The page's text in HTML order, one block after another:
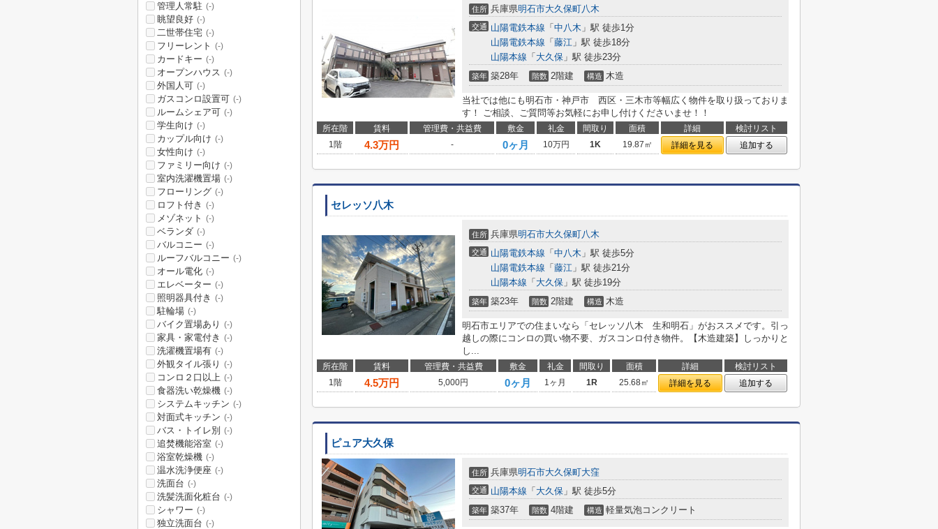
住所 兵庫県明石市大久保町八木
交通 山陽電鉄本線 「 中八木 」駅 徒歩1分
山陽電鉄本線 「 藤江 」駅 徒歩18分
山陽本線 「 大久保 」駅 徒歩23分
築年 築28年 階数 2階建 構造 木造
当社では他にも明石市・神戸市 西区・三木市等幅広く物件を取り扱っておりま
す！ ご相談、ご質問等お気軽にお申し付けくださいませ！！
所在階 賃料 管理費・共益費 敷金 礼金 間取り 面積 詳細
検討リスト
1階
4.3万円 - 0ヶ月 10万円 1K 19.87㎡ 詳細を見る 追加する
セレッソ八木
住所 兵庫県明石市大久保町八木
交通 山陽電鉄本線 「 中八木 」駅 徒歩5分
山陽電鉄本線 「 藤江 」駅 徒歩21分
山陽本線 「 大久保 」駅 徒歩19分
築年 築23年 階数 2階建 構造 木造
明石市エリアでの住まいなら「セレッソ八木 生和明石」がおススメです。引っ
越しの際にコンロの買い物不要、ガスコンロ付き物件。【木造建築】しっかりと
し...
所在階 賃料 管理費・共益費 敷金 礼金 間取り 面積 詳細
検討リスト
1階
4.5万円 5,000円 0ヶ月 1ヶ月 1R 25.68㎡ 詳細を見る 追加する
ピュア大久保
住所 兵庫県明石市大久保町大窪
交通 山陽本線 「 大久保 」駅 徒歩5分
築年 築37年 階数 4階建 構造 軽量気泡コンクリート
管理人常駐 (-)
眺望良好 (-)
二世帯住宅 (-)
フリーレント (-)
カードキー (-)
オープンハウス (-)
外国人可 (-)
ガスコンロ設置可 (-)
ルームシェア可 (-)
学生向け (-)
カップル向け (-)
女性向け (-)
ファミリー向け (-)
室内洗濯機置場 (-)
フローリング (-)
ロフト付き (-)
メゾネット (-)
ベランダ (-)
バルコニー (-)
ルーフバルコニー (-)
オール電化 (-)
エレベーター (-)
照明器具付き (-)
駐輪場 (-)
バイク置場あり (-)
家具・家電付き (-)
洗濯機置場有 (-)
外観タイル張り (-)
コンロ２口以上 (-)
食器洗い乾燥機 (-)
システムキッチン (-)
対面式キッチン (-)
バス・トイレ別 (-)
追焚機能浴室 (-)
浴室乾燥機 (-)
温水洗浄便座 (-)
洗面台 (-)
洗髪洗面化粧台 (-)
シャワー (-)
独立洗面台 (-)